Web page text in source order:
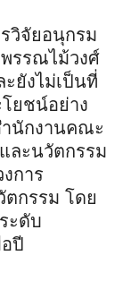
วิจัยอนุกรม
รรณไม้วงศ์
ยังไม่เป็นที่
ยชน์อย่าง
นักงานคณะ
ละนวัตกรรม
การ
กรรม โดย
ะดับ
ปี